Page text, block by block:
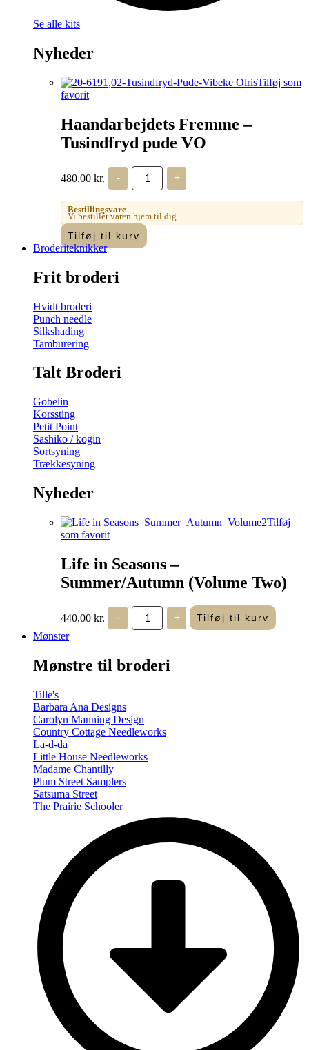
Se alle kits
Nyheder
Tilføj som
favorit
Haandarbejdets Fremme –
Tusindfryd pude VO
480,00 kr. -
Haandarbejdets
Fremme
-
Tusindfryd
pude
VO
antal
+
Bestillingsvare
Vi bestiller varen hjem til dig.
Tilføj til kurv
Broderiteknikker
Frit broderi
Hvidt broderi
Punch needle
Silkshading
Tamburering
Talt Broderi
Gobelin
Korssting
Petit Point
Sashiko / kogin
Sortsyning
Trækkesyning
Nyheder
Tilføj
som favorit
Life in Seasons –
Summer/Autumn (Volume Two)
440,00 kr. -
Life
Seasons
(Volume
+ Tilføj til kurv
Mønster
Mønstre til broderi
Tille's
Barbara Ana Designs
Carolyn Manning Design
Country Cottage Needleworks
La-d-da
Little House Needleworks
Madame Chantilly
Plum Street Samplers
Satsuma Street
The Prairie Schooler